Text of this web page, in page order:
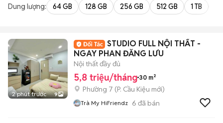
Dung lượng: 64 GB 128 GB 256 GB 512 GB 1 TB
2 phút trước 9
STUDIO FULL NỘI THẤT -
NGAY PHAN ĐĂNG LƯU
Nội thất đầy đủ
5,8 triệu/tháng 30 m²
Phường 7 (P. Cầu Kiệu mới)
Trà My HiFriendz 6 đã bán